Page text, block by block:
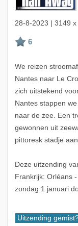
28-8-2023 | 3149
We reizen
Nantes naar Le
zich uitstekend
Nantes stappen
naar de zee. Een
gewonnen uit
pittoresk stadje
Deze uitzending
Frankrijk: Orléans
zondag 1 januari
Uitzending